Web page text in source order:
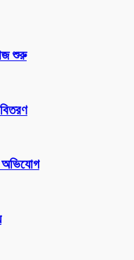
শুরু
অভিযোগ